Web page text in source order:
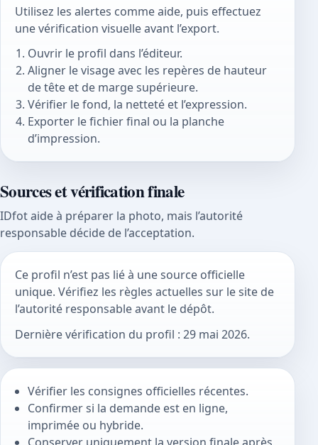
Utilisez les alertes comme aide, puis effectuez
une vérification visuelle avant l’export.
Ouvrir le profil dans l’éditeur.
Aligner le visage avec les repères de hauteur
de tête et de marge supérieure.
Vérifier le fond, la netteté et l’expression.
Exporter le fichier final ou la planche
d’impression.
Sources et vérification finale
IDfot aide à préparer la photo, mais l’autorité
responsable décide de l’acceptation.
Ce profil n’est pas lié à une source officielle
unique. Vérifiez les règles actuelles sur le site de
l’autorité responsable avant le dépôt.
Dernière vérification du profil : 29 mai 2026.
Vérifier les consignes officielles récentes.
Confirmer si la demande est en ligne,
imprimée ou hybride.